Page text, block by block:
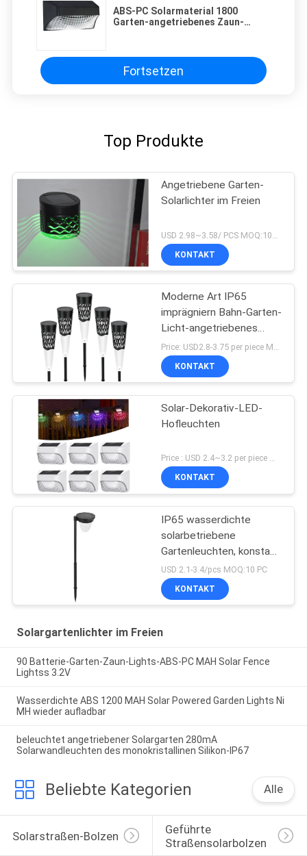
ABS-PC Solarmaterial 1800
Garten-angetriebenes Zaun-
Fortsetzen
Top Produkte
Angetriebene Garten-
Solarlichter im Freien
KONTAKT
Moderne Art IP65
imprägniern Bahn-Garten-
Licht-angetriebenes
Solardekoratives
KONTAKT
Solar-Dekorativ-LED-
Hofleuchten
Price : USD 2.4~3.2 per piece MOQ:100 PC
KONTAKT
IP65 wasserdichte
solarbetriebene
Gartenleuchten, konstant
und RGB
USD 2.1-3.4/pcs MOQ:10 PC
KONTAKT
Solargartenlichter im Freien
90 Batterie-Garten-Zaun-Lights-ABS-PC MAH Solar Fence
Lightss 3.2V
Wasserdichte ABS 1200 MAH Solar Powered Garden Lights Ni
MH wieder aufladbar
beleuchtet angetriebener Solargarten 280mA
Solarwandleuchten des monokristallinen Silikon-IP67
Beliebte Kategorien Alle
Solarstraßen-Bolzen
Geführte
Straßensolarbolzen